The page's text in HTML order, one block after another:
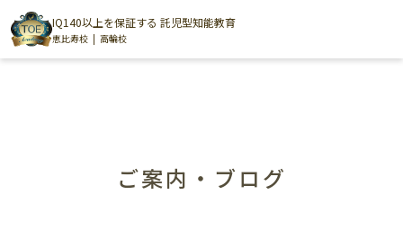
IQ140以上を保証する 託児型知能教育
恵比寿校 高輪校
ご案内・ブログ